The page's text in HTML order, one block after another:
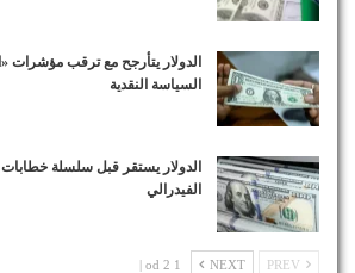
الدولار يتأرجح مع ترقب مؤشرات
السياسة النقدية
الدولار يستقر قبل سلسلة
الفيدرالي
NEXT
1 od 2 |